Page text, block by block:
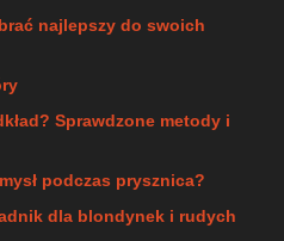
najlepszy do swoich
Sprawdzone metody i
podczas prysznica?
dla blondynek i rudych